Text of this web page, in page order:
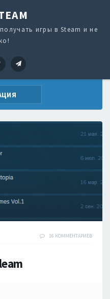
игры в Steam и не
Twitter
16 КОММЕНТАРИЕВ